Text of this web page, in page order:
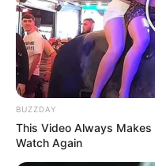
BUZZDAY
This Video Always Makes
Watch Again